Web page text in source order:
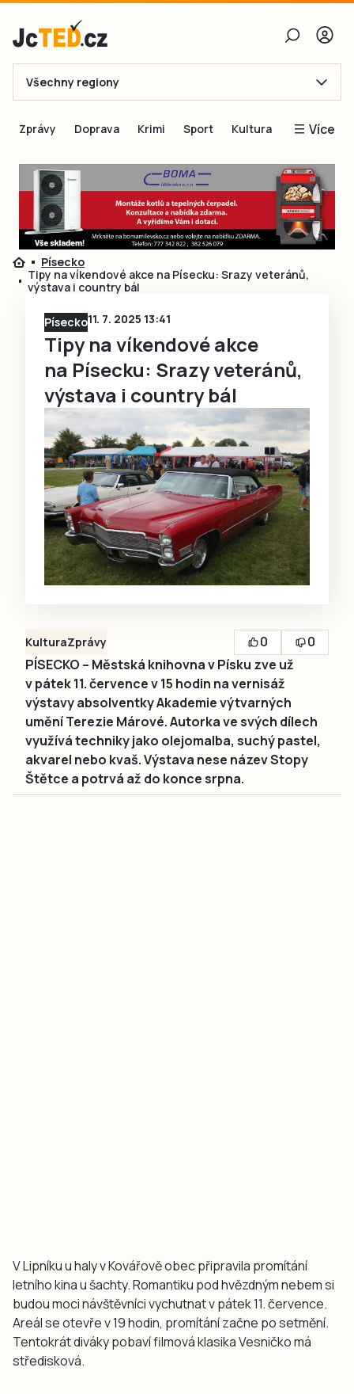
E-mail
Obnovit heslo
Přihlásit se
Ještě nemám účet, chci se
Všechny regiony
Zprávy Doprava Krimi Sport Kultura Více
Blogy
Inspirace
Čtenáři píší
Speciální přílohy
Písecko
Tipy na víkendové akce na Písecku: Srazy veteránů,
výstava i country bál
Písecko11. 7. 2025 13:41
Tipy na víkendové akce
na Písecku: Srazy veteránů,
výstava i country bál
KulturaZprávy 0
0
PÍSECKO – Městská knihovna v Písku zve už
v pátek 11. července v 15 hodin na vernisáž
výstavy absolventky Akademie výtvarných
umění Terezie Márové. Autorka ve svých dílech
využívá techniky jako olejomalba, suchý pastel,
akvarel nebo kvaš. Výstava nese název Stopy
Štětce a potrvá až do konce srpna.
V Lipníku u haly v Kovářově obec připravila promítání
letního kina u šachty. Romantiku pod hvězdným nebem si
budou moci návštěvníci vychutnat v pátek 11. července.
Areál se otevře v 19 hodin, promítání začne po setmění.
Tentokrát diváky pobaví filmová klasika Vesničko má
středisková.